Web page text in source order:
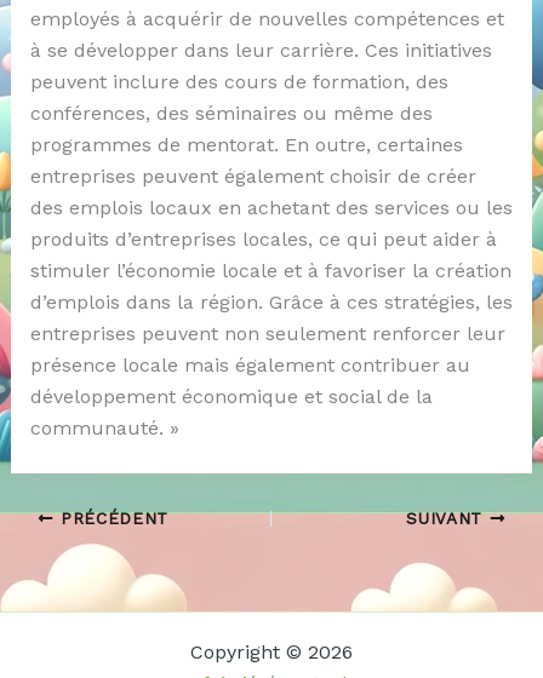
employés à acquérir de nouvelles compétences et
à se développer dans leur carrière. Ces initiatives
peuvent inclure des cours de formation, des
conférences, des séminaires ou même des
programmes de mentorat. En outre, certaines
entreprises peuvent également choisir de créer
des emplois locaux en achetant des services ou les
produits d’entreprises locales, ce qui peut aider à
stimuler l’économie locale et à favoriser la création
d’emplois dans la région. Grâce à ces stratégies, les
entreprises peuvent non seulement renforcer leur
présence locale mais également contribuer au
développement économique et social de la
communauté. »
PRÉCÉDENT SUIVANT
Copyright © 2026